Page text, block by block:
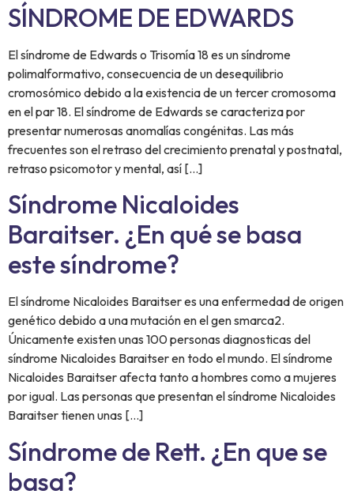
SÍNDROME DE EDWARDS
El síndrome de Edwards o Trisomía 18 es un síndrome
polimalformativo, consecuencia de un desequilibrio
cromosómico debido a la existencia de un tercer cromosoma
en el par 18. El síndrome de Edwards se caracteriza por
presentar numerosas anomalías congénitas. Las más
frecuentes son el retraso del crecimiento prenatal y postnatal,
retraso psicomotor y mental, así […]
Síndrome Nicaloides
Baraitser. ¿En qué se basa
este síndrome?
El síndrome Nicaloides Baraitser es una enfermedad de origen
genético debido a una mutación en el gen smarca2.
Únicamente existen unas 100 personas diagnosticas del
síndrome Nicaloides Baraitser en todo el mundo. El síndrome
Nicaloides Baraitser afecta tanto a hombres como a mujeres
por igual. Las personas que presentan el síndrome Nicaloides
Baraitser tienen unas […]
Síndrome de Rett. ¿En que se
basa?